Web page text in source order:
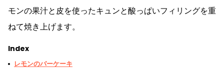
モンの果汁と皮を使ったキュンと酸っぱいフィリングを重
ねて焼き上げます。
Index
レモンのバーケーキ